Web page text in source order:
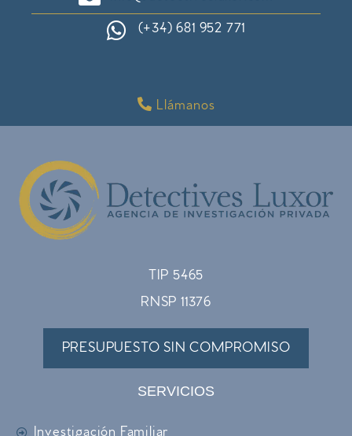
(+34) 681 952 771
Llámanos
TIP 5465
RNSP 11376
PRESUPUESTO SIN COMPROMISO
SERVICIOS